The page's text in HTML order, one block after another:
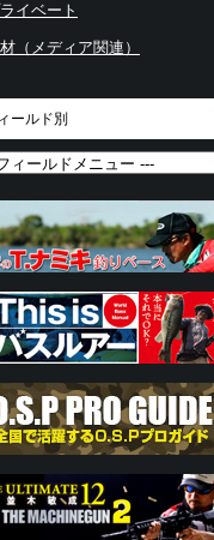
イベート
（メディア関連）
ールド別